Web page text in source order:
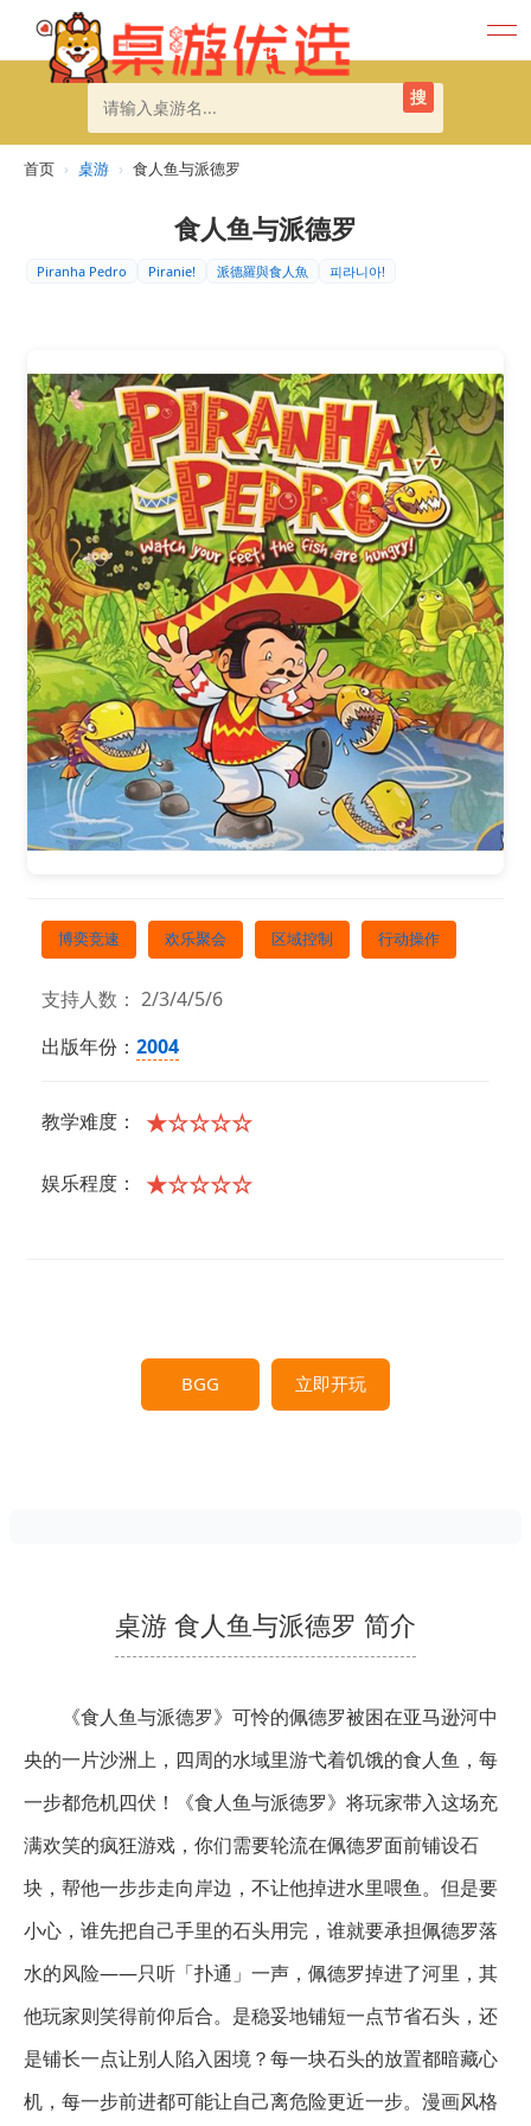
搜
首页 › 桌游 › 食人鱼与派德罗
食人鱼与派德罗
Piranha Pedro Piranie! 派德羅與食人魚 피라니아!
博奕竞速 欢乐聚会 区域控制 行动操作
支持人数： 2/3/4/5/6
出版年份： 2004
教学难度： ★☆☆☆☆
娱乐程度： ★☆☆☆☆
BGG 立即开玩
桌游 食人鱼与派德罗 简介
《食人鱼与派德罗》可怜的佩德罗被困在亚马逊河中
央的一片沙洲上，四周的水域里游弋着饥饿的食人鱼，每
一步都危机四伏！《食人鱼与派德罗》将玩家带入这场充
满欢笑的疯狂游戏，你们需要轮流在佩德罗面前铺设石
块，帮他一步步走向岸边，不让他掉进水里喂鱼。但是要
小心，谁先把自己手里的石头用完，谁就要承担佩德罗落
水的风险——只听「扑通」一声，佩德罗掉进了河里，其
他玩家则笑得前仰后合。是稳妥地铺短一点节省石头，还
是铺长一点让别人陷入困境？每一块石头的放置都暗藏心
机，每一步前进都可能让自己离危险更近一步。漫画风格